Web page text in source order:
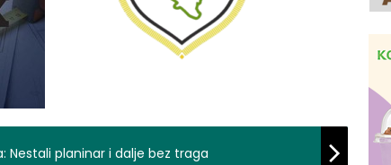
Nestali planinar i dalje bez traga